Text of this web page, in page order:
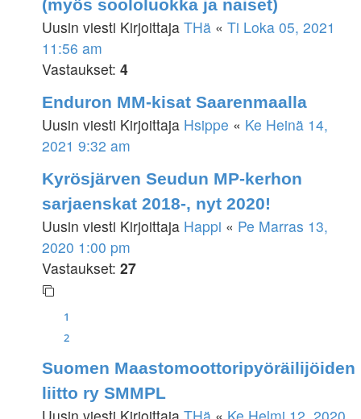
(myös soololuokka ja naiset)
Uusin viesti Kirjoittaja THä « Ti Loka 05, 2021
11:56 am
Vastaukset: 4
Enduron MM-kisat Saarenmaalla
Uusin viesti Kirjoittaja Hsippe « Ke Heinä 14,
2021 9:32 am
Kyrösjärven Seudun MP-kerhon
sarjaenskat 2018-, nyt 2020!
Uusin viesti Kirjoittaja Happi « Pe Marras 13,
2020 1:00 pm
Vastaukset: 27
1
2
Suomen Maastomoottoripyöräilijöiden
liitto ry SMMPL